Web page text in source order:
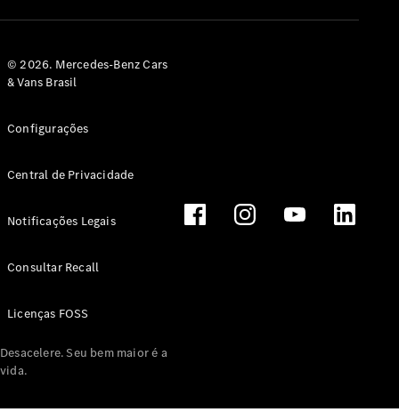
© 2026. Mercedes-Benz Cars
& Vans Brasil
Configurações
Central de Privacidade
Notificações Legais
Consultar Recall
Licenças FOSS
Desacelere. Seu bem maior é a
vida.